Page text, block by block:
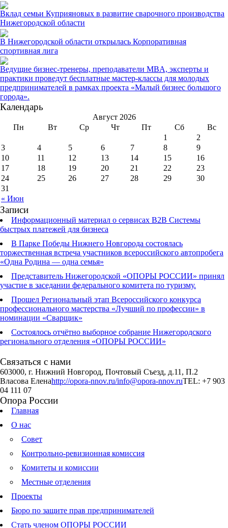
Вклад семьи Куприяновых в развитие сварочного производства
Нижегородской области
В Нижегородской области открылась Корпоративная
спортивная лига
Ведущие бизнес-тренеры, преподаватели MBA, эксперты и
практики проведут бесплатные мастер-классы для молодых
предпринимателей в рамках проекта «Малый бизнес большого
города».
Календарь
Август 2026
Пн
Вт Ср Чт Пт Сб Вс
« Июн
1
2
3
4 5 6 7 8
9
10
11 12 13 14 15
16
17
18 19 20 21 22
23
24
25 26 27 28 29
30
31
Записи
Информационный материал о сервисах В2В Системы
быстрых платежей для бизнеса
В Парке Победы Нижнего Новгорода состоялась
торжественная встреча участников всероссийского автопробега
«Одна Родина — одна семья»
Представитель Нижегородской «ОПОРЫ РОССИИ» принял
участие в заседании федерального комитета по туризму.
Прошел Региональный этап Всероссийского конкурса
профессионального мастерства «Лучший по профессии» в
номинации «Сварщик»
Состоялось отчётно выборное собрание Нижегородского
регионального отделения «ОПОРЫ РОССИИ»
Связаться с нами
603000, г. Нижний Новгород, Почтовый Съезд, д.11, П.2
Власова Еленаhttp://opora-nnov.ru/info@opora-nnov.ruTEL: +7 903
04 111 07
Опора России
Главная
О нас
Совет
Контрольно-ревизионная комиссия
Комитеты и комиссии
Местные отделения
Проекты
Бюро по защите прав предпринимателей
Стать членом ОПОРЫ РОССИИ